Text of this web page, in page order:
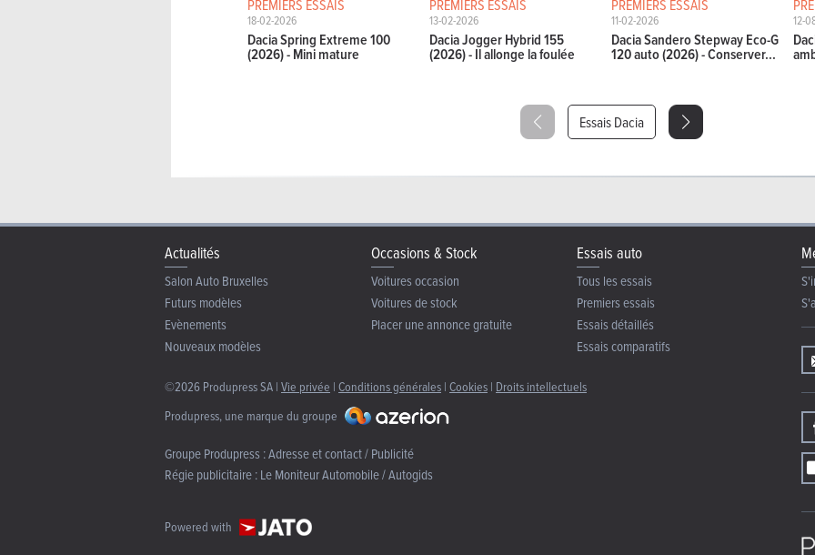
PREMIERS ESSAIS
18-02-2026
Dacia Spring Extreme 100
(2026) - Mini mature
PREMIERS ESSAIS
13-02-2026
Dacia Jogger Hybrid 155
(2026) - Il allonge la foulée
PREMIERS ESSAIS
11-02-2026
Dacia Sandero Stepway Eco-G
120 auto (2026) - Conserver...
12-
Essais Dacia
Actualités
Salon Auto Bruxelles
Futurs modèles
Evènements
Nouveaux modèles
Occasions & Stock
Voitures occasion
Voitures de stock
Placer une annonce gratuite
Essais auto
Tous les essais
Premiers essais
Essais détaillés
Essais comparatifs
©2026 Produpress SA | Vie privée | Conditions générales | Cookies | Droits intellectuels
Produpress, une marque du groupe
Groupe Produpress :Adresse et contact / Publicité
Régie publicitaire :Le Moniteur Automobile / Autogids
Powered with